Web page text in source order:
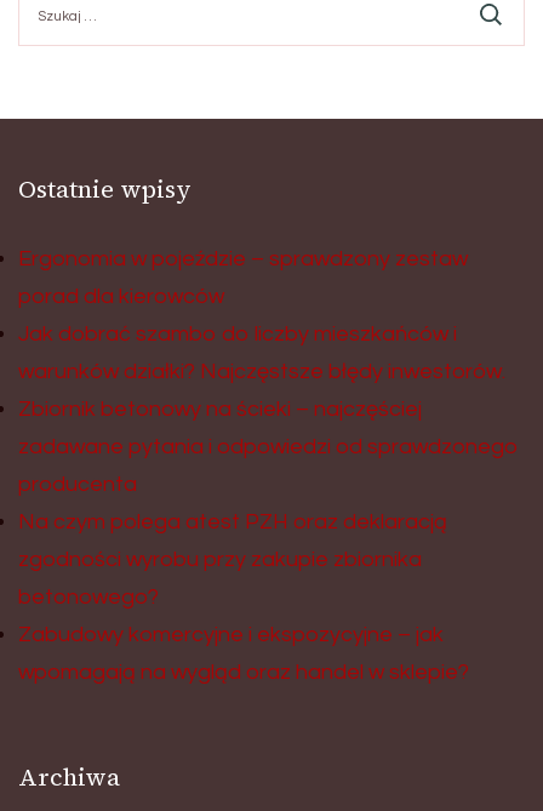
Ostatnie wpisy
Ergonomia w pojeździe – sprawdzony zestaw
porad dla kierowców
Jak dobrać szambo do liczby mieszkańców i
warunków działki? Najczęstsze błędy inwestorów.
Zbiornik betonowy na ścieki – najczęściej
zadawane pytania i odpowiedzi od sprawdzonego
producenta
Na czym polega atest PZH oraz deklaracją
zgodności wyrobu przy zakupie zbiornika
betonowego?
Zabudowy komercyjne i ekspozycyjne – jak
wpomagają na wygląd oraz handel w sklepie?
Archiwa